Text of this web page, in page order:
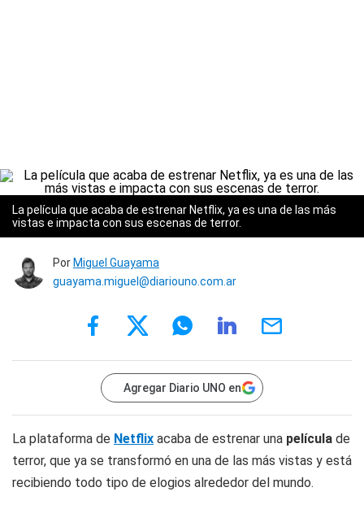
La película que acaba de estrenar Netflix, ya es una de las más
vistas e impacta con sus escenas de terror.
Por Miguel Guayama
guayama.miguel@diariouno.com.ar
Agregar Diario UNO en
La plataforma de Netflix acaba de estrenar una película de
terror, que ya se transformó en una de las más vistas y está
recibiendo todo tipo de elogios alrededor del mundo.